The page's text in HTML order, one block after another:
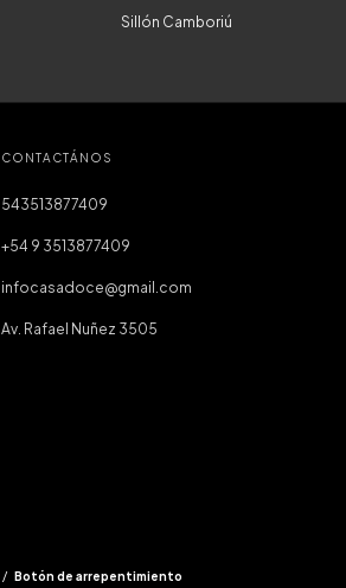
Sillón Camboriú
CONTACTÁNOS
543513877409
+54 9 3513877409
infocasadoce@gmail.com
Av. Rafael Nuñez 3505
/ Botón de arrepentimiento